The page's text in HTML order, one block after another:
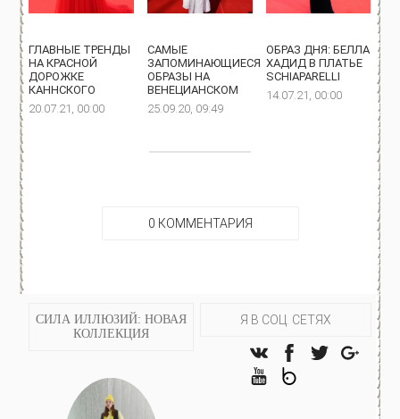
ГЛАВНЫЕ ТРЕНДЫ
НА КРАСНОЙ
ДОРОЖКЕ
КАННСКОГО
20.07.21, 00:00
САМЫЕ
ЗАПОМИНАЮЩИЕСЯ
ОБРАЗЫ НА
ВЕНЕЦИАНСКОМ
25.09.20, 09:49
ОБРАЗ ДНЯ: БЕЛЛА
ХАДИД В ПЛАТЬЕ
SCHIAPARELLI
14.07.21, 00:00
0 КОММЕНТАРИЯ
СИЛА ИЛЛЮЗИЙ: НОВАЯ
КОЛЛЕКЦИЯ
Я В СОЦ. СЕТЯХ